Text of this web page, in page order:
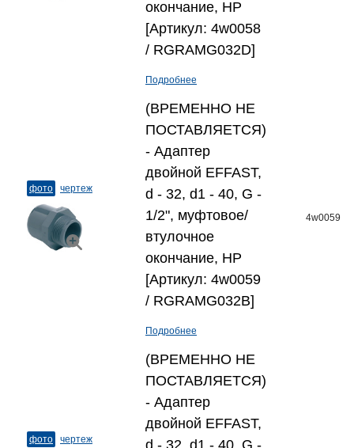
окончание, НР
[Артикул: 4w0058
/ RGRAMG032D]
Подробнее
фото чертеж
(ВРЕМЕННО НЕ
ПОСТАВЛЯЕТСЯ)
- Адаптер
двойной EFFAST,
d - 32, d1 - 40, G -
1/2", муфтовое/
втулочное
окончание, НР
[Артикул: 4w0059
/ RGRAMG032B]
Подробнее
4w0059
фото чертеж
(ВРЕМЕННО НЕ
ПОСТАВЛЯЕТСЯ)
- Адаптер
двойной EFFAST,
d - 32, d1 - 40, G -